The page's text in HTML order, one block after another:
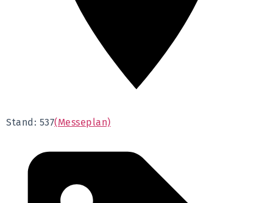
Stand: 537(Messeplan)